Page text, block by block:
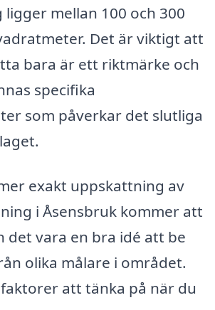
mellan 100 och 300
Det är viktigt att
bara är ett riktmärke och
specifika
som påverkar det slutliga
exakt uppskattning av
i Åsensbruk kommer att
det vara en bra idé att be
olika målare i området.
att tänka på när du